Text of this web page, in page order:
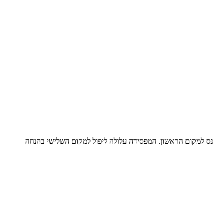
למקום הראשון. המפסידה עלולה ליפול למקום השלישי בהנחה